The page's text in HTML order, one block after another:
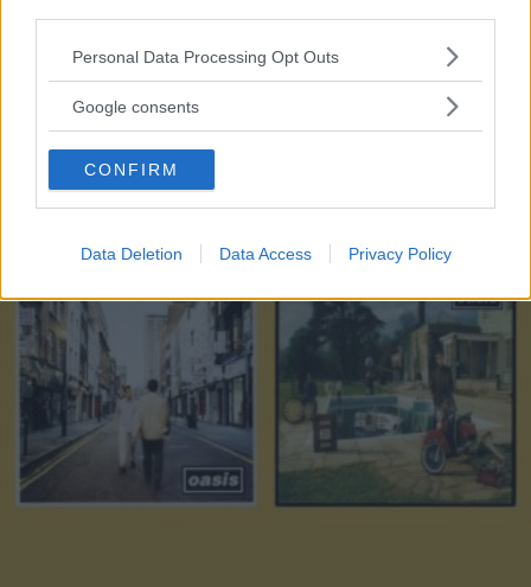
Please note that this website/app uses one or more Google
not limited to your visit or usage behaviour. You may click to
use your data for below specified purposes in below Google
consent section.
Personal Data Processing Opt Outs
Google consents
CONFIRM
Data Deletion Data Access Privacy Policy
passando per tutte le nuances del rosso e del marrine che
stanno già riscrivendo lo street style della stagione.
REDAZIONE DIREDONNA